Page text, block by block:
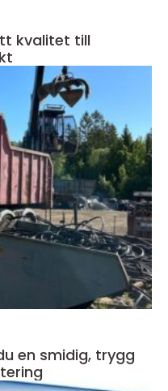
en smidig, trygg